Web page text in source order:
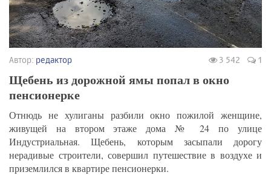
Автор: редактор 3 542 1
Щебень из дорожной ямы попал в окно
пенсионерке
Отнюдь не хулиганы разбили окно пожилой женщине,
живущей на втором этаже дома № 24 по улице
Индустриальная. Щебень, которым засыпали дорогу
нерадивые строители, совершил путешествие в воздухе и
приземлился в квартире пенсионерки.